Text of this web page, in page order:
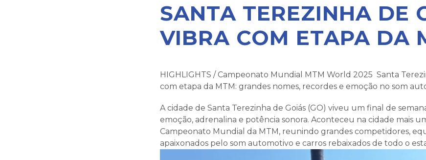
SANTA TEREZINHA DE
VIBRA COM ETAPA DA
HIGHLIGHTS / Campeonato Mundial MTM World 2025 Santa
com etapa da MTM: grandes nomes, recordes e emoção no som
A cidade de Santa Terezinha de Goiás (GO) viveu um final de
emoção, adrenalina e potência sonora. Aconteceu na cidade mais
Campeonato Mundial da MTM, reunindo grandes competidores,
apaixonados pelo som automotivo e carros rebaixados de todo o